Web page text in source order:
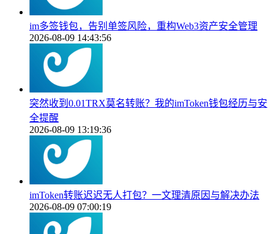
im多签钱包，告别单签风险，重构Web3资产安全管理
2026-08-09 14:43:56
突然收到0.01TRX莫名转账？我的imToken钱包经历与安
全提醒
2026-08-09 13:19:36
imToken转账迟迟无人打包？一文理清原因与解决办法
2026-08-09 07:00:19